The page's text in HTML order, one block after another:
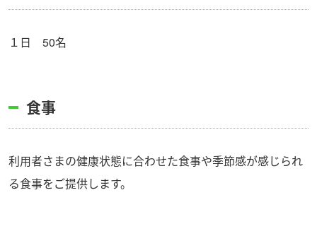
１日 50名
食事
利用者さまの健康状態に合わせた食事や季節感が感じられ
る食事をご提供します。